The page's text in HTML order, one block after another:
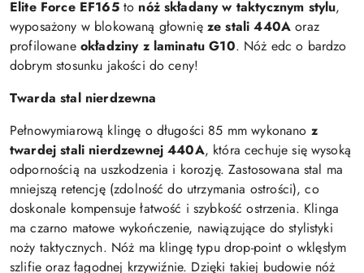
Elite Force EF165to nóż składany w taktycznym stylu,
wyposażony w blokowaną głownię ze stali 440A oraz
profilowane okładziny z laminatu G10. Nóż edc o bardzo
dobrym stosunku jakości do ceny!
Twarda stal nierdzewna
Pełnowymiarową klingę o długości 85 mm wykonano z
twardej stali nierdzewnej 440A, która cechuje się wysoką
odpornością na uszkodzenia i korozję. Zastosowana stal ma
mniejszą retencję (zdolność do utrzymania ostrości), co
doskonale kompensuje łatwość i szybkość ostrzenia. Klinga
ma czarno matowe wykończenie, nawiązujące do stylistyki
noży taktycznych. Nóż ma klingę typu drop-point o wklęsłym
szlifie oraz łagodnej krzywiźnie. Dzięki takiej budowie nóż